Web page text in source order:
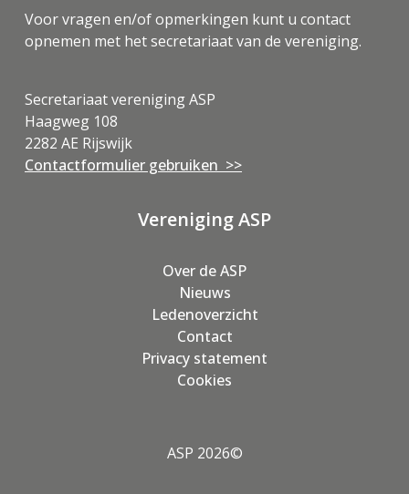
Voor vragen en/of opmerkingen kunt u contact
opnemen met het secretariaat van de vereniging.
Secretariaat vereniging ASP
Haagweg 108
2282 AE Rijswijk
Contactformulier gebruiken >>
Vereniging ASP
Over de ASP
Nieuws
Ledenoverzicht
Contact
Privacy statement
Cookies
ASP 2026©